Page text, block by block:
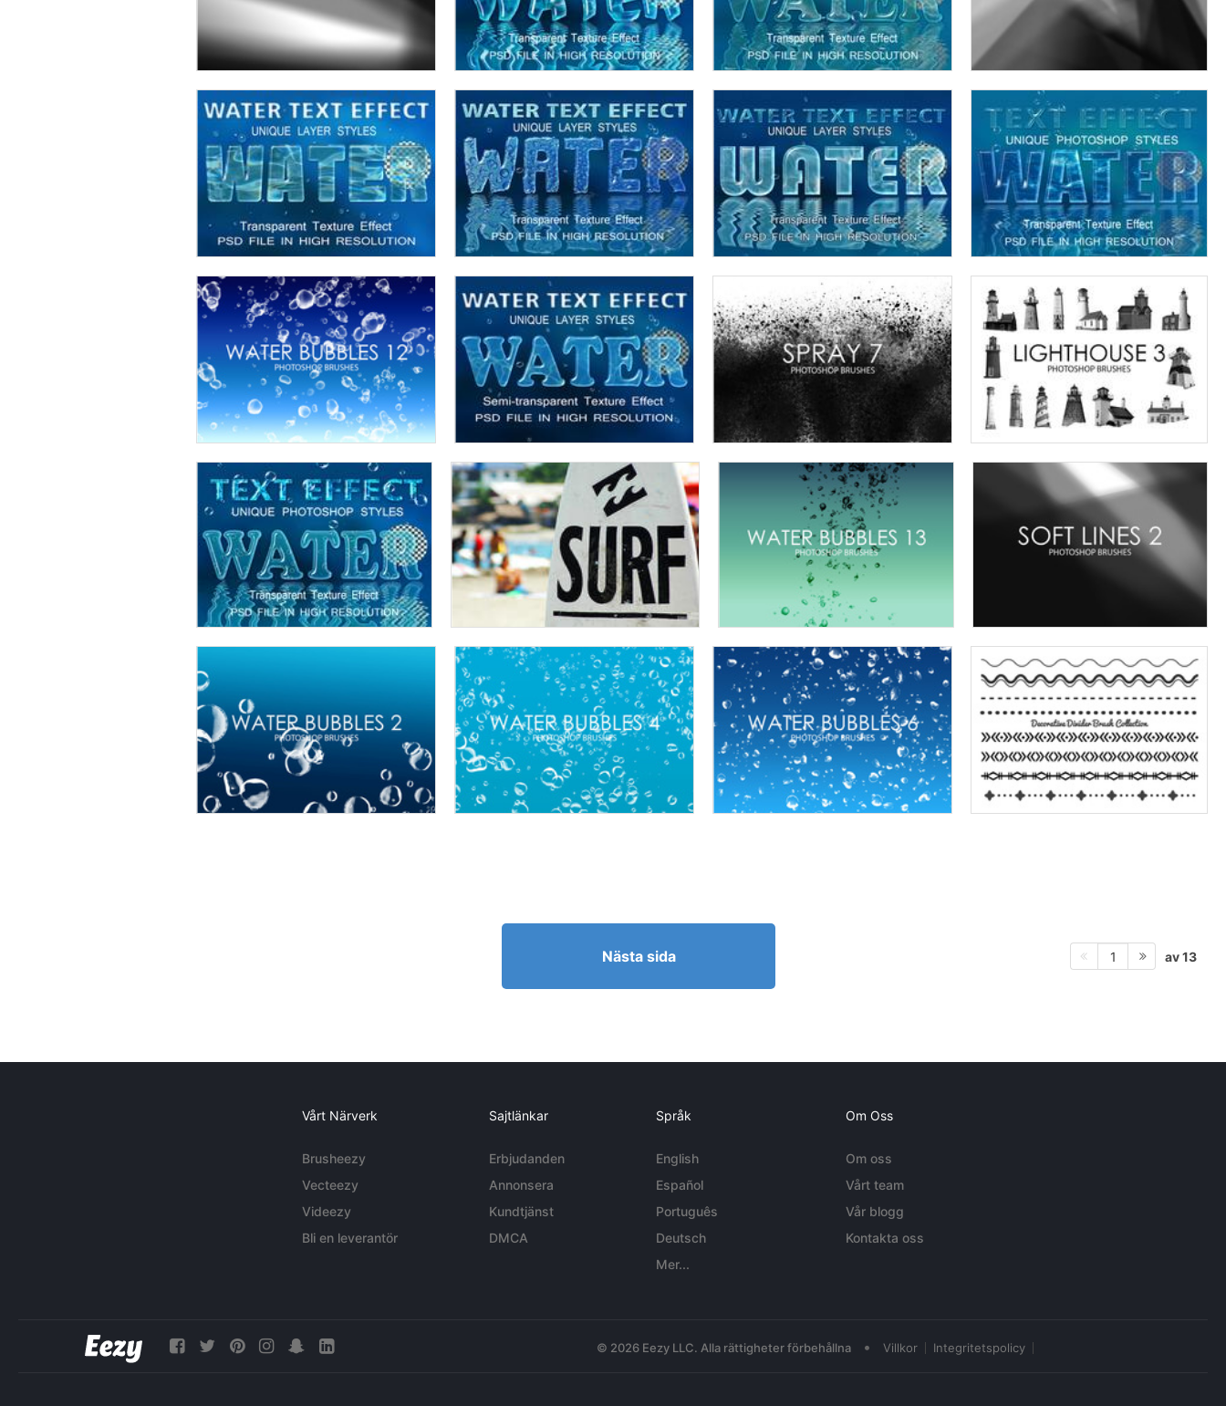
Nästa sida 1 av 13
Vårt Närverk
Brusheezy
Vecteezy
Videezy
Bli en leverantör
Sajtlänkar
Erbjudanden
Annonsera
Kundtjänst
DMCA
Språk
English
Español
Português
Deutsch
Mer...
Om Oss
Om oss
Vårt team
Vår blogg
Kontakta oss
© 2026 Eezy LLC. Alla rättigheter förbehållna • Villkor Integritetspolicy